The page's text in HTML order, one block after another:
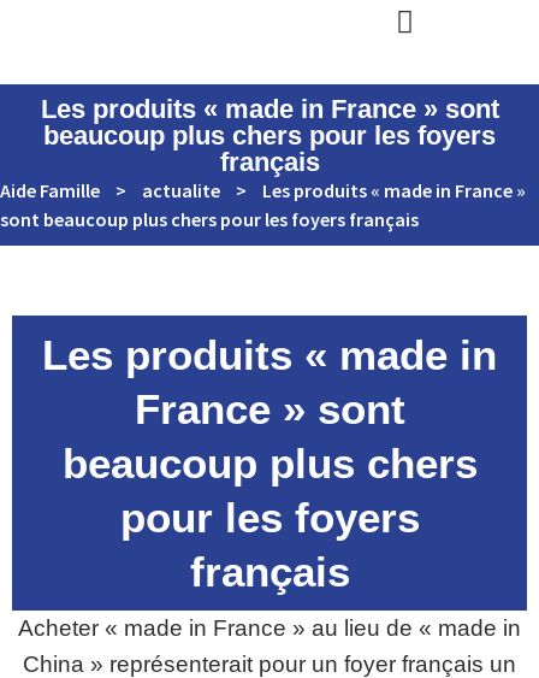
Les produits « made in France » sont
beaucoup plus chers pour les foyers
français
Aide Famille > actualite >
Les produits « made in France »
sont beaucoup plus chers pour les foyers français
Les produits « made in
France » sont
beaucoup plus chers
pour les foyers
français
Acheter « made in France » au lieu de « made in
China » représenterait pour un foyer français un